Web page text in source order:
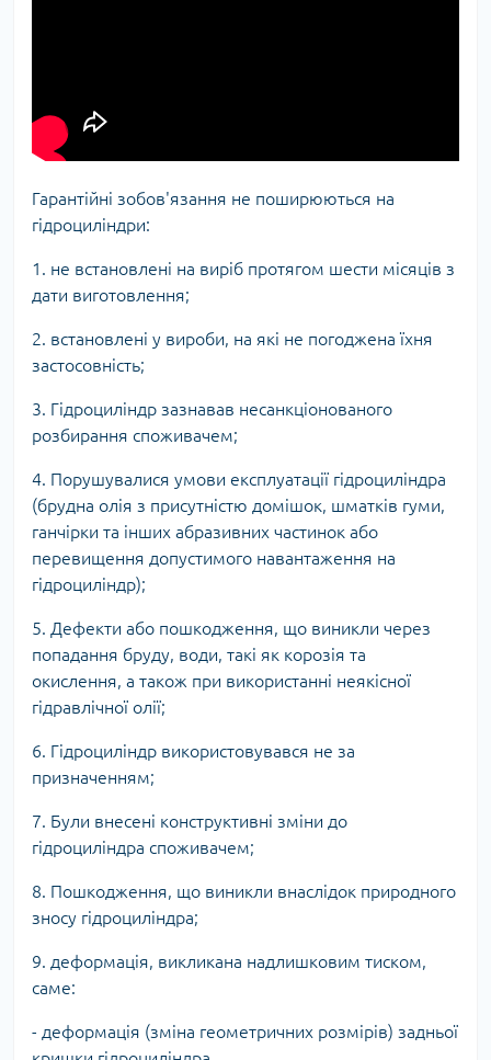
Гарантійні зобов'язання не поширюються на
гідроциліндри:
1. не встановлені на виріб протягом шести місяців з
дати виготовлення;
2. встановлені у вироби, на які не погоджена їхня
застосовність;
3. Гідроциліндр зазнавав несанкціонованого
розбирання споживачем;
4. Порушувалися умови експлуатації гідроциліндра
(брудна олія з присутністю домішок, шматків гуми,
ганчірки та інших абразивних частинок або
перевищення допустимого навантаження на
гідроциліндр);
5. Дефекти або пошкодження, що виникли через
попадання бруду, води, такі як корозія та
окислення, а також при використанні неякісної
гідравлічної олії;
6. Гідроциліндр використовувався не за
призначенням;
7. Були внесені конструктивні зміни до
гідроциліндра споживачем;
8. Пошкодження, що виникли внаслідок природного
зносу гідроциліндра;
9. деформація, викликана надлишковим тиском,
саме:
- деформація (зміна геометричних розмірів) задньої